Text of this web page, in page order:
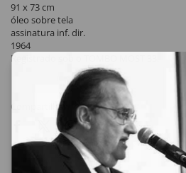
91 x 73 cm
óleo sobre tela
assinatura inf. dir.
1964
Registrado sob o TOMBO MOST 33.
Compartilhar